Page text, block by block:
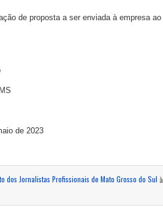
de proposta a ser enviada à empresa
de 2023
dos Jornalistas Profissionais de Mato Grosso do Sul